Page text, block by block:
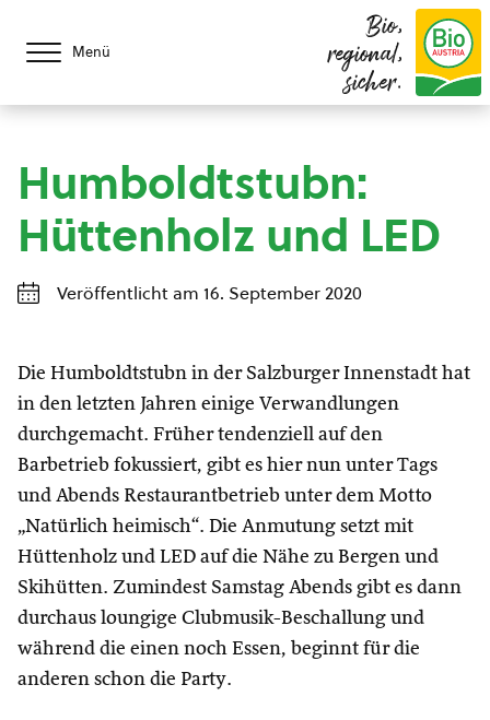
Menü
Bio,
regional,
sicher.
Humboldtstubn:
Hüttenholz und LED
Veröffentlicht am 16. September 2020
Die Humboldtstubn in der Salzburger Innenstadt hat
in den letzten Jahren einige Verwandlungen
durchgemacht. Früher tendenziell auf den
Barbetrieb fokussiert, gibt es hier nun unter Tags
und Abends Restaurantbetrieb unter dem Motto
„Natürlich heimisch“. Die Anmutung setzt mit
Hüttenholz und LED auf die Nähe zu Bergen und
Skihütten. Zumindest Samstag Abends gibt es dann
durchaus loungige Clubmusik-Beschallung und
während die einen noch Essen, beginnt für die
anderen schon die Party.